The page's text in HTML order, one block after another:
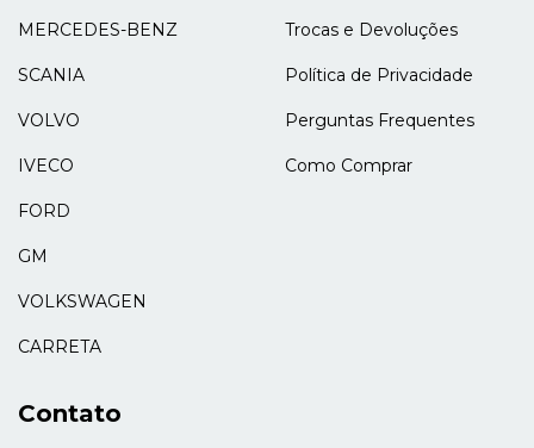
MERCEDES-BENZ
SCANIA
VOLVO
IVECO
FORD
GM
VOLKSWAGEN
CARRETA
Trocas e Devoluções
Política de Privacidade
Perguntas Frequentes
Como Comprar
Contato